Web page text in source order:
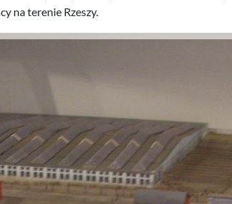
na terenie Rzeszy.